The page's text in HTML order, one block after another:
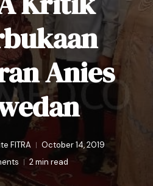
Anies
FITRA
October 14, 2019
2 min read